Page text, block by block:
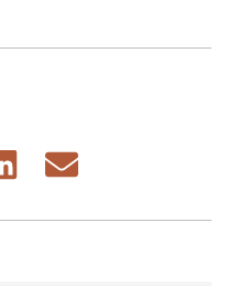
Share
Share